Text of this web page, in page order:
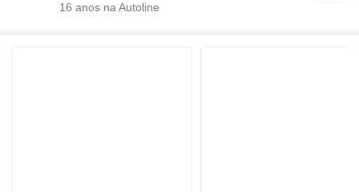
16 anos na Autoline